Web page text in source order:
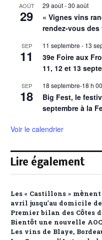
AOÛT
29
29 août-30 août
« Vignes vins
rendez-vous
SEP
11
11 septembre - 13
39e Foire aux
11, 12 et 13
SEP
18
18 septembre-18 h
Big Fest, le
septembre à la
Voir le calendrier
Lire également
Les « Castillons »
avril jusqu’au domicile
Premier bilan des Côtes
Bientôt une nouvelle
Les vins de Blaye,